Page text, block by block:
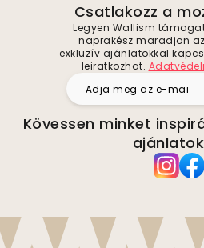
Csatlakozz a
Legyen Wallism
naprakész maradjon
exkluzív ajánlatokkal
leiratkozhat.
Kövessen minket